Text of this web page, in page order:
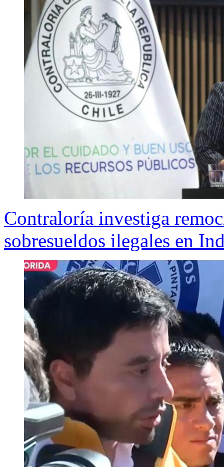
Contraloría investiga
sobresueldos ilegales en